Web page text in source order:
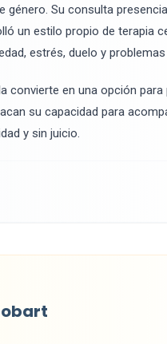
género. Su consulta
un estilo propio de terapia
estrés, duelo y problemas
convierte en una opción
su capacidad para
y sin juicio.